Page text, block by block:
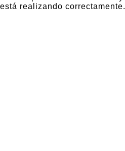
está realizando correctamente.